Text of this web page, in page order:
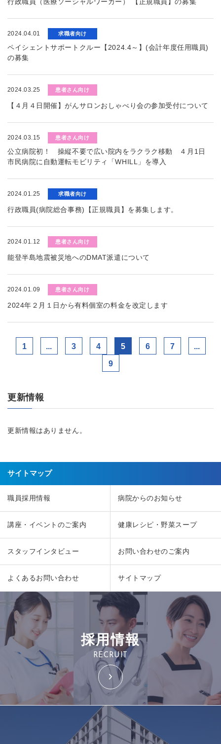
2024.04.01 求職者向け
ペイシェントサポートクルー【2024.4～】(会計年度任用職員)
の募集
2024.03.25 患者さん向け
【４月４日開催】がんサロンおしゃべり会の参加受付について
2024.03.15 患者さん向け
公立病院初！ 操縦不要で広い院内をラクラク移動 ４月1日
市民病院に自動運転モビリティ「WHILL」を導入
2024.01.25 求職者向け
行政職員(病院総合事務)【正規職員】を募集します。
2024.01.12 患者さん向け
能登半島地震被災地へのDMAT派遣について
2024.01.09 患者さん向け
2024年２月１日から有料個室の料金を改定します
1 ... 3 4 5 6 7 ...
9
更新情報
更新情報はありません。
サイトマップ
職員採用情報 病院からのお知らせ
講座・イベントのご案内 健康レシピ・野菜スープ
スタッフインタビュー お問い合わせのご案内
よくあるお問い合わせ サイトマップ
採用情報
RECRUIT